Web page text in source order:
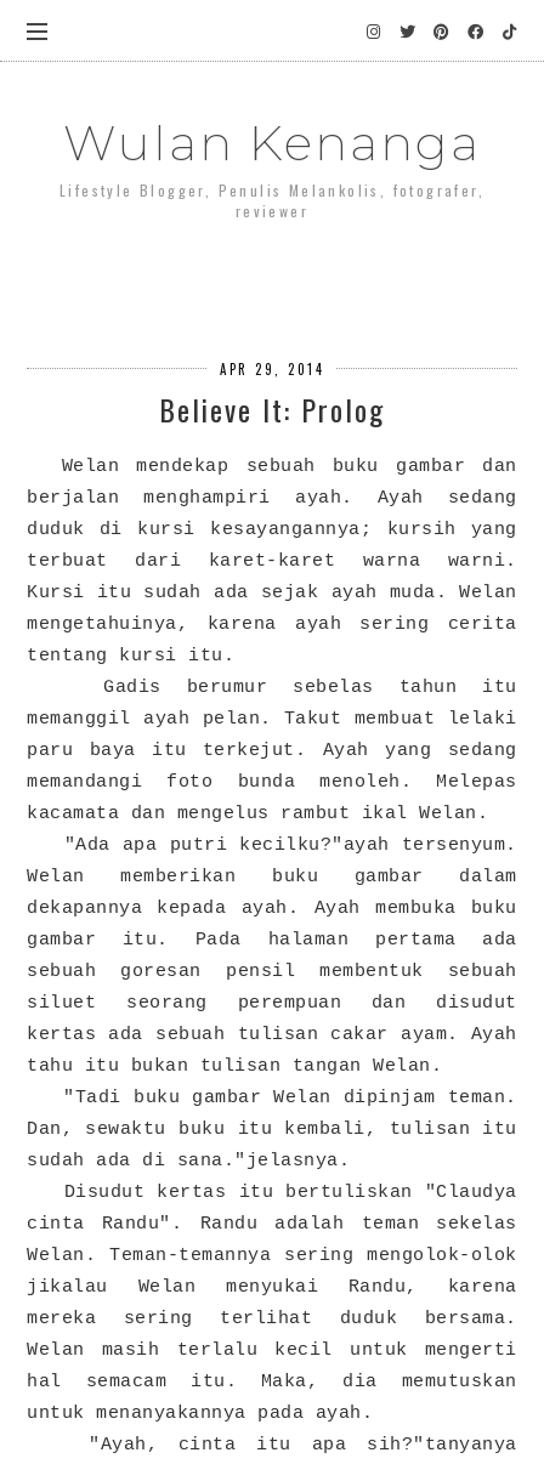
Wulan Kenanga
Lifestyle Blogger, Penulis Melankolis, fotografer,
reviewer
APR 29, 2014
Believe It: Prolog
Welan mendekap sebuah buku gambar dan
berjalan menghampiri ayah. Ayah sedang
duduk di kursi kesayangannya; kursih yang
terbuat dari karet-karet warna warni.
Kursi itu sudah ada sejak ayah muda. Welan
mengetahuinya, karena ayah sering cerita
tentang kursi itu.
Gadis berumur sebelas tahun itu
memanggil ayah pelan. Takut membuat lelaki
paru baya itu terkejut. Ayah yang sedang
memandangi foto bunda menoleh. Melepas
kacamata dan mengelus rambut ikal Welan.
"Ada apa putri kecilku?"ayah tersenyum.
Welan memberikan buku gambar dalam
dekapannya kepada ayah. Ayah membuka buku
gambar itu. Pada halaman pertama ada
sebuah goresan pensil membentuk sebuah
siluet seorang perempuan dan disudut
kertas ada sebuah tulisan cakar ayam. Ayah
tahu itu bukan tulisan tangan Welan.
"Tadi buku gambar Welan dipinjam teman.
Dan, sewaktu buku itu kembali, tulisan itu
sudah ada di sana."jelasnya.
Disudut kertas itu bertuliskan "Claudya
cinta Randu". Randu adalah teman sekelas
Welan. Teman-temannya sering mengolok-olok
jikalau Welan menyukai Randu, karena
mereka sering terlihat duduk bersama.
Welan masih terlalu kecil untuk mengerti
hal semacam itu. Maka, dia memutuskan
untuk menanyakannya pada ayah.
"Ayah, cinta itu apa sih?"tanyanya